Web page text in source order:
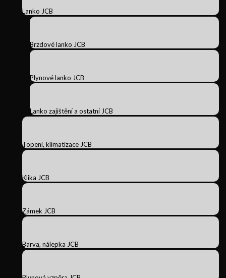
Lanko JCB
Brzdové lanko JCB
Plynové lanko JCB
Lanko zajištění a ostatní JCB
Topení, klimatizace JCB
Klika JCB
Zámek JCB
Barva, nálepka JCB